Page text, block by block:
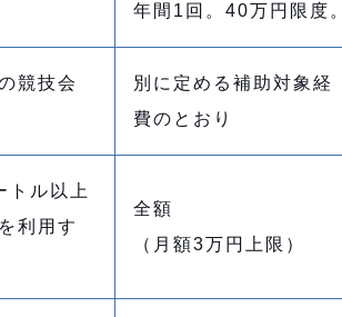
年間1回。40万円限度。
競技会
別に定める補助対象経
費のとおり
トル以上
利用す
全額
（月額3万円上限）